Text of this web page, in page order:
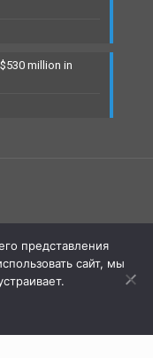
million in
|
представления
сайт, мы